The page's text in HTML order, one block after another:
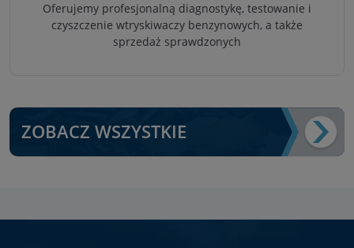
Oferujemy profesjonalną diagnostykę, testowanie i
czyszczenie wtryskiwaczy benzynowych, a także
sprzedaż sprawdzonych
ZOBACZ WSZYSTKIE